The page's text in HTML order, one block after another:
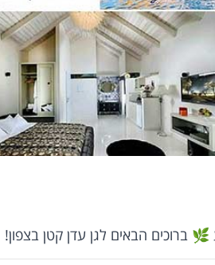
ברוכים הבאים לגן עדן קטן בצפון!